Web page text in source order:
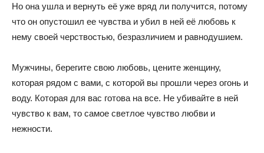
Но она ушла и вернуть её уже вряд ли получится, потому
что он опустошил ее чувства и убил в ней её любовь к
нему своей черствостью, безразличием и равнодушием.
Мужчины, берегите свою любовь, цените женщину,
которая рядом с вами, с которой вы прошли через огонь и
воду. Которая для вас готова на все. Не убивайте в ней
чувство к вам, то самое светлое чувство любви и
нежности.